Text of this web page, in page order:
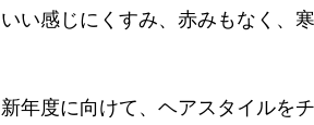
いい感じにくすみ、赤みもなく、
新年度に向けて、ヘアスタイルを